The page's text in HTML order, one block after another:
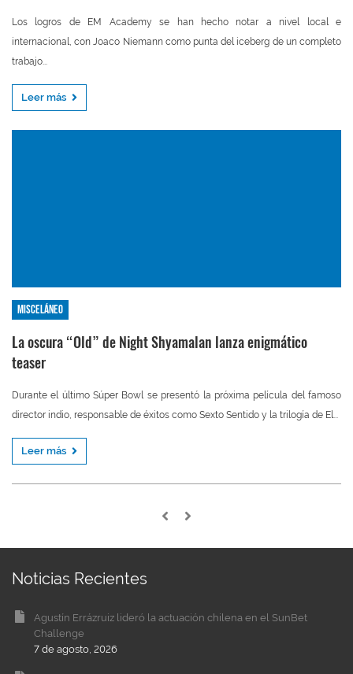
Los logros de EM Academy se han hecho notar a nivel local e
internacional, con Joaco Niemann como punta del iceberg de un completo
trabajo...
Leer más
Misceláneo
La oscura “Old” de Night Shyamalan lanza enigmático
teaser
Durante el último Súper Bowl se presentó la próxima película del famoso
director indio, responsable de éxitos como Sexto Sentido y la trilogía de El...
Leer más
Noticias Recientes
Agustín Errázruiz lideró la actuación chilena en el SunBet
Challenge
7 de agosto, 2026